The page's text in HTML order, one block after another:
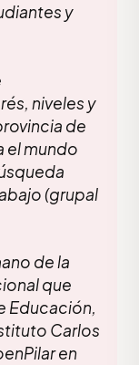
y
niveles y
de
el mundo
(grupal
de la
que
Educación,
Carlos
en